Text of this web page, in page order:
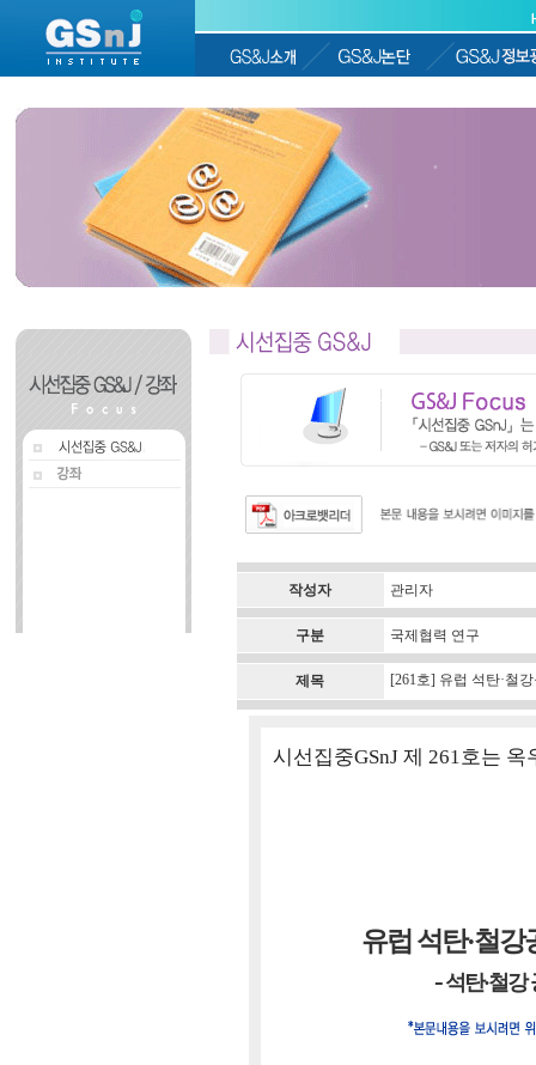
작성자 관리자
구분 국제협력 연구
제목 [261호] 유럽 석탄·철
시선집중GSnJ 제 261호는
유럽 석탄·철
-석탄·철강